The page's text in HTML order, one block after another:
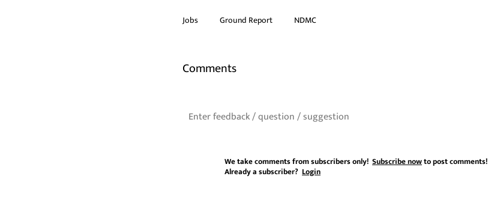
Jobs Ground Report NDMC
Comments
We take comments from subscribers only! Subscribe nowto post comments!
Already a subscriber? Login